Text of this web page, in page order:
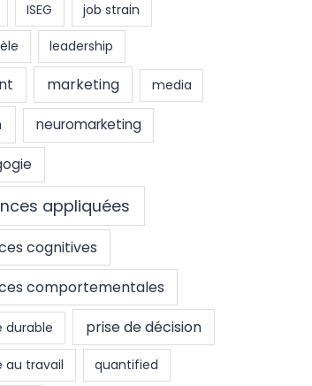
ISEG job strain
leadership
marketing media
neuromarketing
appliquées
cognitives
comportementales
durable prise de décision
au travail quantified